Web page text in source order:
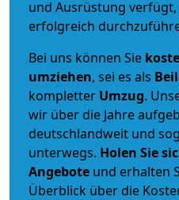
und Ausrüstung
erfolgreich
Bei uns können Sie
umziehen, sei es als
kompletter Umzug.
wir über die Jahre
deutschlandweit und
unterwegs. Holen Sie
Angebote und erhalten
Überblick über die